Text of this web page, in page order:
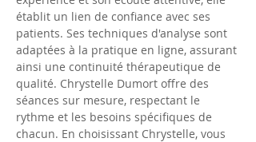
établit un lien de confiance avec ses
patients. Ses techniques d'analyse sont
adaptées à la pratique en ligne, assurant
ainsi une continuité thérapeutique de
qualité. Chrystelle Dumort offre des
séances sur mesure, respectant le
rythme et les besoins spécifiques de
chacun. En choisissant Chrystelle, vous